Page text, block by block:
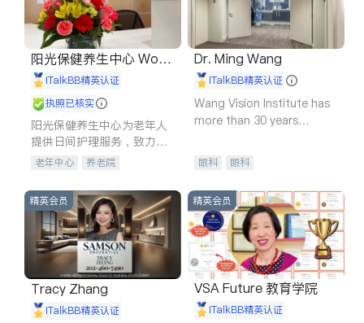
阳光保健养生中心 World
shine
iTalkBB精英认证
执照已核实
阳光保健养生中心为老年人
提供日间护理服务，致力于
通过持续的护理创新来有效
老年中心 养老院
Dr. Ming Wang
iTalkBB精英认证
Wang Vision Institute has
more than 30 years
眼科 眼科
精英会员
Tracy Zhang
iTalkBB精英认证
精英会员
VSA Future 教育学院
iTalkBB精英认证